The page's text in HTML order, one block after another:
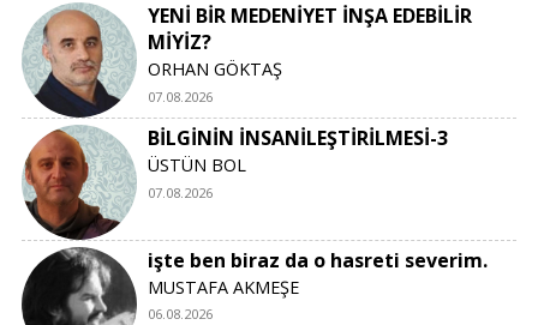
YENİ BİR MEDENİYET İNŞA EDEBİLİR
MİYİZ?
ORHAN GÖKTAŞ
07.08.2026
BİLGİNİN İNSANİLEŞTİRİLMESİ-3
ÜSTÜN BOL
07.08.2026
işte ben biraz da o hasreti severim.
MUSTAFA AKMEŞE
06.08.2026